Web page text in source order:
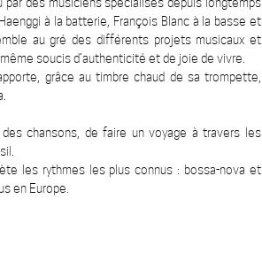
des musiciens spécialisés depuis longtemps
à la batterie, François Blanc à la basse et
au gré des différents projets musicaux et
soucis d’authenticité et de joie de vivre.
grâce au timbre chaud de sa trompette,
chansons, de faire un voyage à travers les
les rythmes les plus connus : bossa-nova et
en Europe.